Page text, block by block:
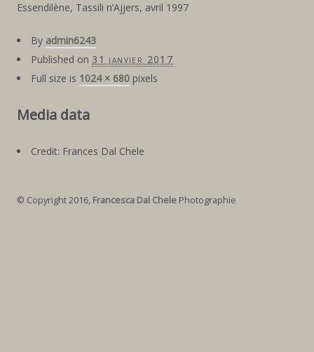
Essendilène, Tassili n’Ajjers, avril 1997
By admin6243
Published on 31 janvier 2017
Full size is 1024 × 680 pixels
Media data
Credit: Frances Dal Chele
© Copyright 2016, Francesca Dal Chele Photographie